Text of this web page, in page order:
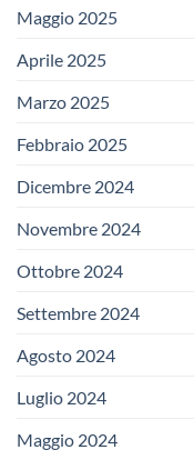
Maggio 2025
Aprile 2025
Marzo 2025
Febbraio 2025
Dicembre 2024
Novembre 2024
Ottobre 2024
Settembre 2024
Agosto 2024
Luglio 2024
Maggio 2024